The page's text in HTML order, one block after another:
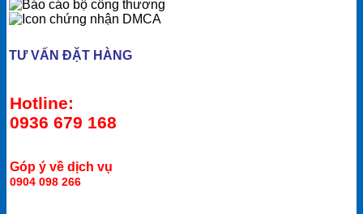
TƯ VẤN ĐẶT HÀNG
Hotline:
0936 679 168
Góp ý về dịch vụ
0904 098 266